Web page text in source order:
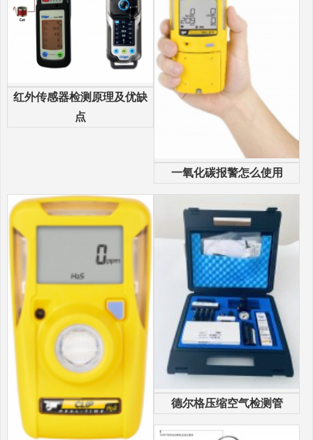
红外传感器检测原理及优缺
点
一氧化碳报警怎么使用
德尔格压缩空气检测管